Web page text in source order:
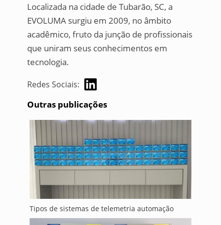
Localizada na cidade de Tubarão, SC, a
EVOLUMA surgiu em 2009, no âmbito
acadêmico, fruto da junção de profissionais
que uniram seus conhecimentos em
tecnologia.
Redes Sociais:
Outras publicações
Tipos de sistemas de telemetria automação